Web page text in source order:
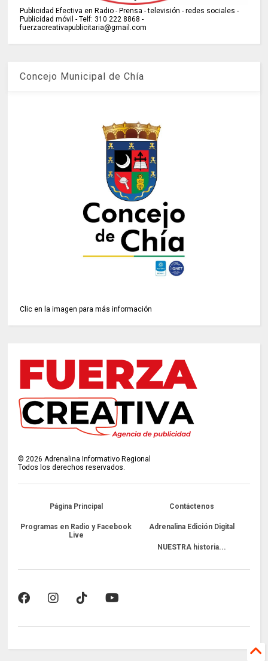
Publicidad Efectiva en Radio - Prensa - televisión - redes sociales -
Publicidad móvil - Telf: 310 222 8868 -
fuerzacreativapublicitaria@gmail.com
Concejo Municipal de Chía
Clic en la imagen para más información
©2026 Adrenalina Informativo Regional
Todos los derechos reservados.
Página Principal Contáctenos
Programas en Radio y Facebook
Live
Adrenalina Edición Digital
NUESTRA historia...